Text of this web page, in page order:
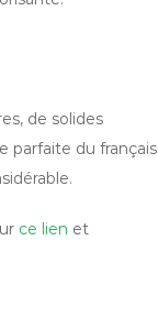
de solides
parfaite du français
ce lien et